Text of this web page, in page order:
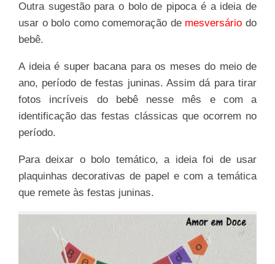
Outra sugestão para o bolo de pipoca é a ideia de
usar o bolo como comemoração de mesversário do
bebê.
A ideia é super bacana para os meses do meio de
ano, período de festas juninas. Assim dá para tirar
fotos incríveis do bebê nesse mês e com a
identificação das festas clássicas que ocorrem no
período.
Para deixar o bolo temático, a ideia foi de usar
plaquinhas decorativas de papel e com a temática
que remete às festas juninas.